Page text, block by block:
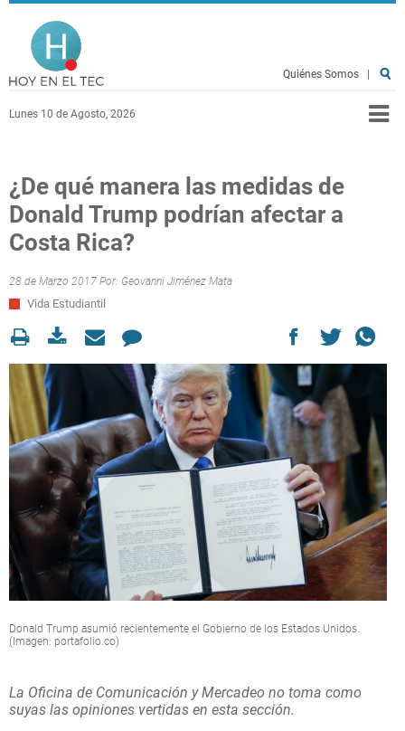
Pasar al contenido principal
Lunes 10 de Agosto, 2026
Quiénes Somos
¿De qué manera las medidas de
Donald Trump podrían afectar a
Costa Rica?
28 de Marzo 2017 Por: Geovanni Jiménez Mata
Vida Estudiantil
Donald Trump asumió recientemente el Gobierno de los Estados Unidos.
(Imagen: portafolio.co)
La Oficina de Comunicación y Mercadeo no toma como
suyas las opiniones vertidas en esta sección.